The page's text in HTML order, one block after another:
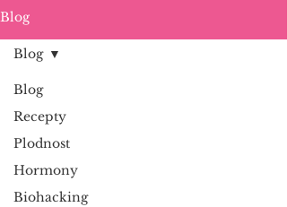
Blog
Blog
Recepty
Plodnost
Hormony
Biohacking
Blog